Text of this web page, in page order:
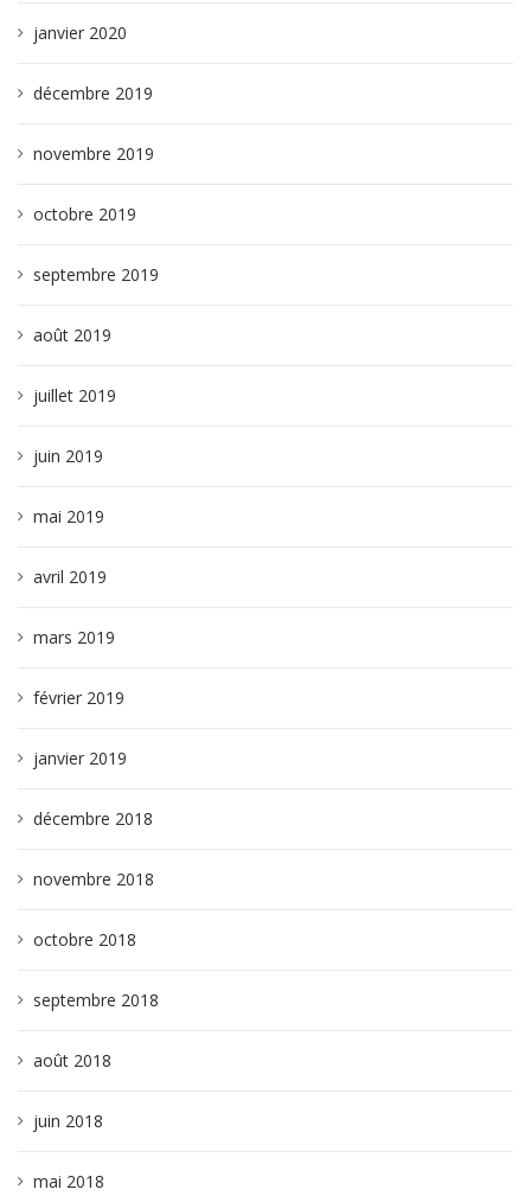
janvier 2020
décembre 2019
novembre 2019
octobre 2019
septembre 2019
août 2019
juillet 2019
juin 2019
mai 2019
avril 2019
mars 2019
février 2019
janvier 2019
décembre 2018
novembre 2018
octobre 2018
septembre 2018
août 2018
juin 2018
mai 2018